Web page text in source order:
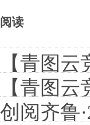
阅读
【青图
么~
【青图
创阅齐鲁